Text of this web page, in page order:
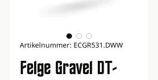
Artikelnummer: ECGR531.DWW
Felge Gravel DT-